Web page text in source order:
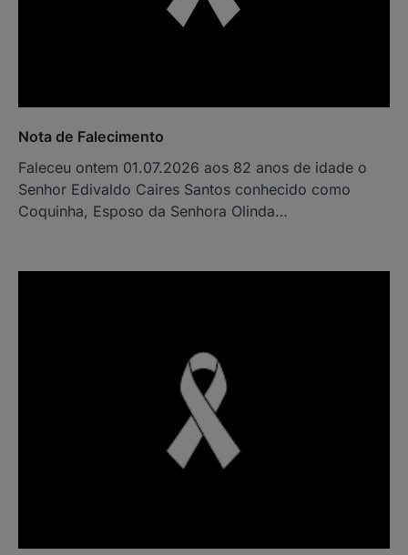
Nota de Falecimento
Faleceu ontem 01.07.2026 aos 82 anos de idade o
Senhor Edivaldo Caires Santos conhecido como
Coquinha, Esposo da Senhora Olinda…